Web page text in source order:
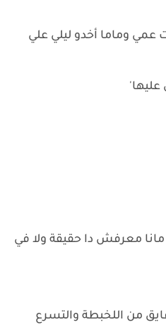
وماما أخدو ليلي علي
عليها'
معرفش دا حقيقة ولا في
من اللخبطة والتسرع